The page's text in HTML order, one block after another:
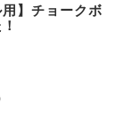
】チョークボ